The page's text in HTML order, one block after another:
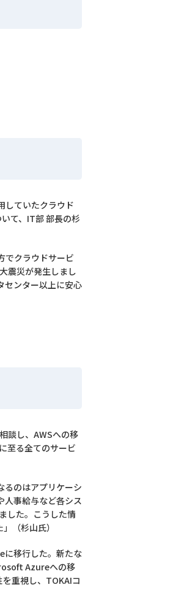
していたクラウド
て、IT部 部長の杉
でクラウドサービ
震災が発生しまし
センター以上に安心
談し、AWSへの移
至る全てのサービ
るのはアプリケーシ
人事給与など各シス
した。こうした情
（杉山氏）
に移行した。新たな
Azureへの移
重視し、TOKAIコ